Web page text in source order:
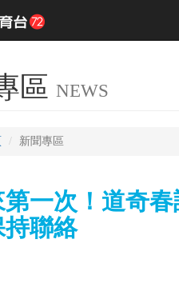
區 NEWS
新聞專區
第一次！道奇
聯絡